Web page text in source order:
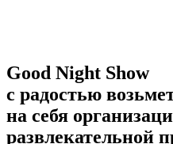
Good Night Show
с радостью
на себя
развлекательной